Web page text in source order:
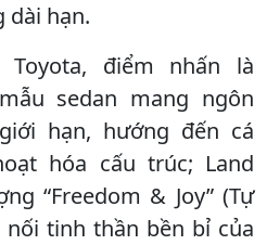
dài hạn.
điểm nhấn là
sedan mang ngôn
hạn, hướng đến cá
hóa cấu trúc; Land
“Freedom & Joy” (Tự
tinh thần bền bỉ của